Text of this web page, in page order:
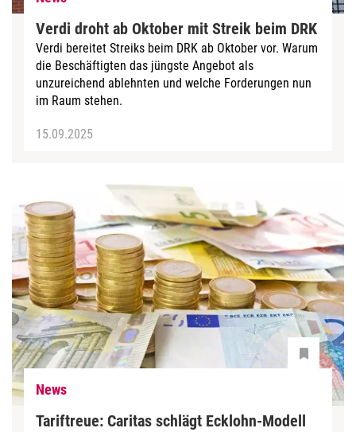
Verdi droht ab Oktober mit Streik beim DRK
Verdi bereitet Streiks beim DRK ab Oktober vor. Warum
die Beschäftigten das jüngste Angebot als
unzureichend ablehnten und welche Forderungen nun
im Raum stehen.
15.09.2025
News
Tariftreue: Caritas schlägt Ecklohn-Modell